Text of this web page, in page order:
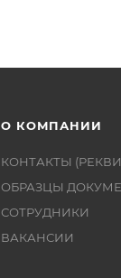
О КОМПАНИИ
КОНТАКТЫ
ОБРАЗЦЫ
СОТРУДНИКИ
ВАКАНСИИ